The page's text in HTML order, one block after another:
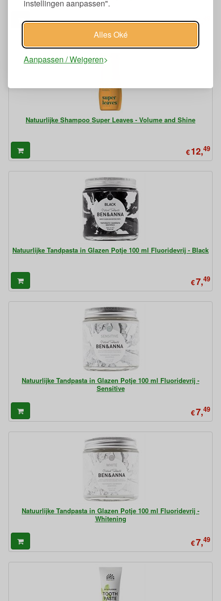
instellingen aanpassen".
Alles Oké
Aanpassen / Weigeren
€12,
Natuurlijke Shampoo Super Leaves - Volume and Shine
€12,49
Natuurlijke Tandpasta in Glazen Potje 100 ml Fluoridevrij - Black
€7,49
Natuurlijke Tandpasta in Glazen Potje 100 ml Fluoridevrij -
Sensitive
€7,49
Natuurlijke Tandpasta in Glazen Potje 100 ml Fluoridevrij -
Whitening
€7,49